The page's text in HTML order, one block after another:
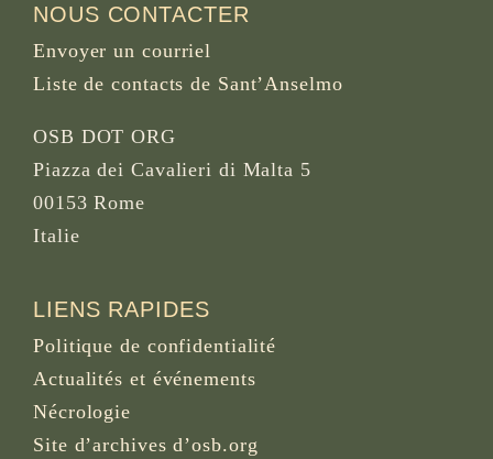
NOUS CONTACTER
Envoyer un courriel
Liste de contacts de Sant’Anselmo
OSB DOT ORG
Piazza dei Cavalieri di Malta 5
00153 Rome
Italie
LIENS RAPIDES
Politique de confidentialité
Actualités et événements
Nécrologie
Site d’archives d’osb.org